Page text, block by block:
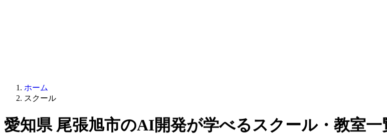
ホーム
スクール
愛知県 尾張旭市のAI開発が学べるスクール・教室一